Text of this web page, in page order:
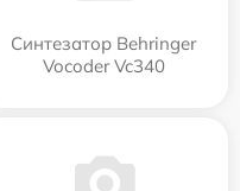
Синтезатор Behringer
Vocoder Vc340